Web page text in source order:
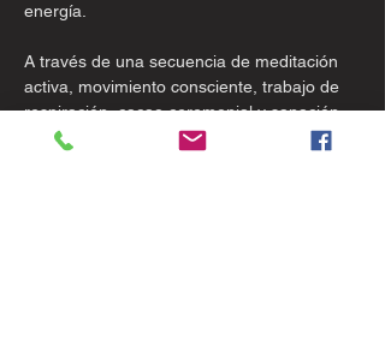
energía.
A través de una secuencia de meditación
activa, movimiento consciente, trabajo de
respiración, cacao ceremonial y sanación
con sonido en vivo, atravesarás capas de